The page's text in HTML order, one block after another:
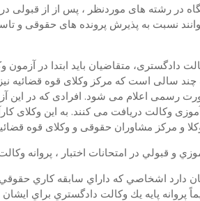
در رشته های موردنظر ، پس از از قبولی
نسبت به پذیرش پرونده های حقوقی و
دادگستری، متقاضیان باید ابتدا در
چند سالی است که مرکز وکلای قوه قضائیه
رسمی اعلام می شود. افرادی که در
وکالت دریافت می کنند. به این وکلای
و مرکز مشاوران حقوقی و وکلای قوه
و قبولي در امتحانات اختبار ، پروانه
دارد اشخاصي كه داراي سابقه كاري
پروانه پايه يك وكالت دادگستري براي